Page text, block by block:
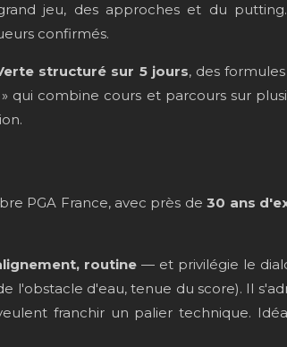
jeu, des approches et du
confirmés.
structuré sur 5 jours, des
qui combine cours et parcours sur
PGA France, avec près de30 ans
routine — et privilégie le
l'obstacle d'eau, tenue du score). Il
franchir un palier technique.